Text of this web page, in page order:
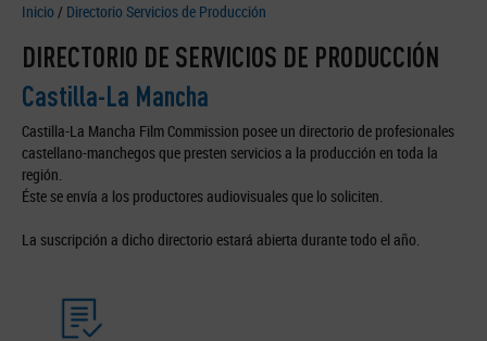
Inicio / Directorio Servicios de Producción
DIRECTORIO DE SERVICIOS DE PRODUCCIÓN
Castilla-La Mancha
Castilla-La Mancha Film Commission posee un directorio de profesionales
castellano-manchegos que presten servicios a la producción en toda la
región.
Éste se envía a los productores audiovisuales que lo soliciten.
La suscripción a dicho directorio estará abierta durante todo el año.